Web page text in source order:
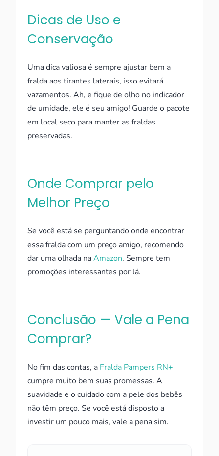
Dicas de Uso e
Conservação
Uma dica valiosa é sempre ajustar bem a
fralda aos tirantes laterais, isso evitará
vazamentos. Ah, e fique de olho no indicador
de umidade, ele é seu amigo! Guarde o pacote
em local seco para manter as fraldas
preservadas.
Onde Comprar pelo
Melhor Preço
Se você está se perguntando onde encontrar
essa fralda com um preço amigo, recomendo
dar uma olhada naAmazon. Sempre tem
promoções interessantes por lá.
Conclusão — Vale a Pena
Comprar?
No fim das contas, a Fralda Pampers RN+
cumpre muito bem suas promessas. A
suavidade e o cuidado com a pele dos bebês
não têm preço. Se você está disposto a
investir um pouco mais, vale a pena sim.